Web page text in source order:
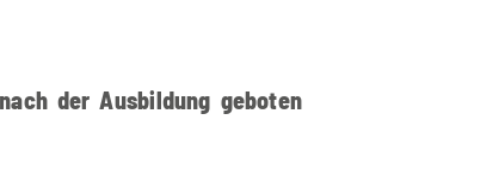
der Ausbildung geboten